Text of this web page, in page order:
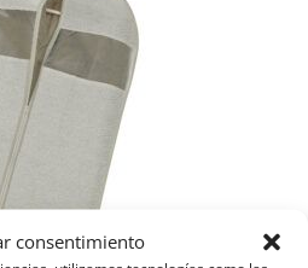
consentimiento
hasta
8,95 €